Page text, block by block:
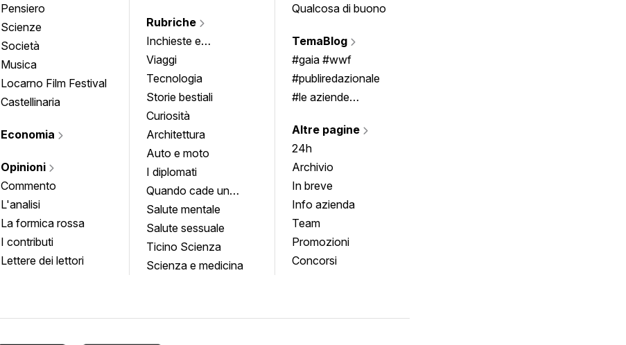
Pensiero
Scienze
Società
Musica
Locarno Film Festival
Castellinaria
Economia
Opinioni
Commento
L'analisi
La formica rossa
I contributi
Lettere dei lettori
Rubriche
Inchieste e
approfondimenti
Viaggi
Tecnologia
Storie bestiali
Curiosità
Architettura
Auto e moto
I diplomati
Quando cade un
quadro
Salute mentale
Salute sessuale
Ticino Scienza
Scienza e medicina
Qualcosa di buono
TemaBlog
#gaia #wwf
#publiredazionale
#le aziende
Altre pagine
24h
Archivio
In breve
Info azienda
Team
Promozioni
Concorsi